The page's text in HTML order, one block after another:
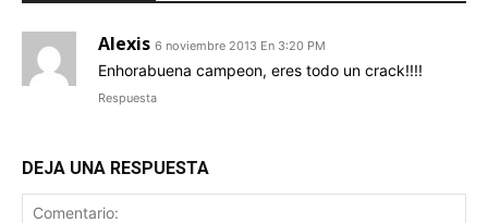
Alexis 6 noviembre 2013 En 3:20 PM
Enhorabuena campeon, eres todo un crack!!!!
Respuesta
DEJA UNA RESPUESTA